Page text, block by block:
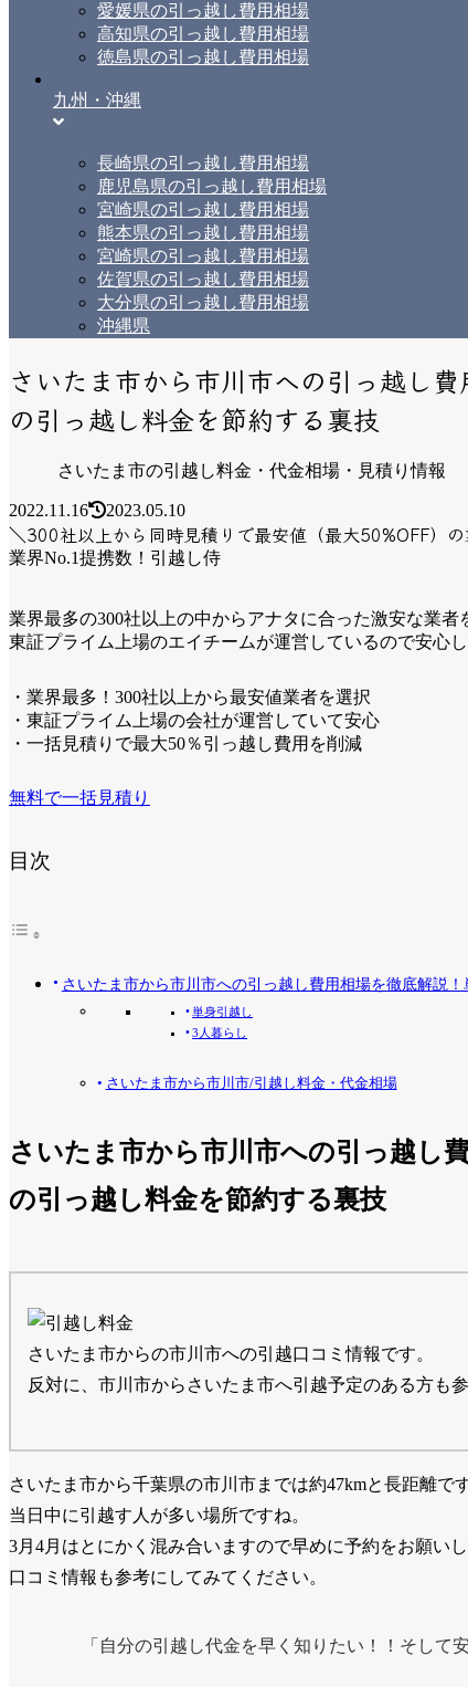
愛媛県の引っ越し費用相場
高知県の引っ越し費用相場
徳島県の引っ越し費用相場
九州・沖縄
長崎県の引っ越し費用相場
鹿児島県の引っ越し費用相場
宮崎県の引っ越し費用相場
熊本県の引っ越し費用相場
宮崎県の引っ越し費用相場
佐賀県の引っ越し費用相場
大分県の引っ越し費用相場
沖縄県
さいたま市から市川市への引っ越し
の引っ越し料金を節約する裏技
さいたま市の引越し料金・代金相場・見積り情報
2022.11.16 2023.05.10
＼300社以上から同時見積りで最安値（最大50%OFF）
業界No.1提携数！引越し侍
業界最多の300社以上の中からアナタに合った激安な業者
東証プライム上場のエイチームが運営しているので安心し
・業界最多！300社以上から最安値業者を選択
・東証プライム上場の会社が運営していて安心
・一括見積りで最大50％引っ越し費用を削減
無料で一括見積り
目次
さいたま市から市川市への引っ越し費用相場を徹底解説
単身引越し
3人暮らし
さいたま市から市川市/引越し料金・代金相場
さいたま市から市川市への引っ越し
の引っ越し料金を節約する裏技
さいたま市からの市川市への引越口コミ情報です。
反対に、市川市からさいたま市へ引越予定のある方も
さいたま市から千葉県の市川市までは約47kmと長距離です
当日中に引越す人が多い場所ですね。
3月4月はとにかく混み合いますので早めに予約をお願いし
口コミ情報も参考にしてみてください。
「自分の引越し代金を早く知りたい！！そして